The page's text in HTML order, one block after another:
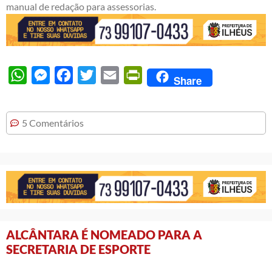
manual de redação para assessorias.
WhatsAppMessengerFacebook
Twitter Email PrintFriendly
Share
5 Comentários
ALCÂNTARA É NOMEADO PARA A
SECRETARIA DE ESPORTE